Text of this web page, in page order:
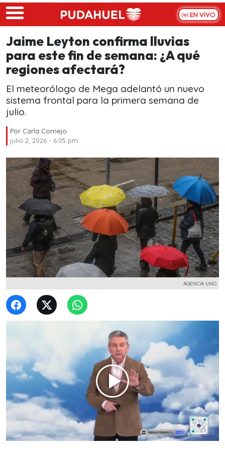
Skip to main content
EN VIVO
Jaime Leyton confirma lluvias
para este fin de semana: ¿A qué
regiones afectará?
El meteorólogo de Mega adelantó un nuevo
sistema frontal para la primera semana de
julio.
Por Carla Cornejo
julio 2, 2026 - 6:05 pm
AGENCIA UNO